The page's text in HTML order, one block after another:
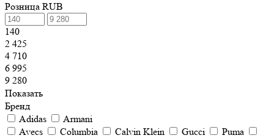
Розница RUB
140
2 425
4 710
6 995
9 280
Показать
Бренд
Adidas
Armani
Avecs
Columbia Calvin Klein Gucci
Puma